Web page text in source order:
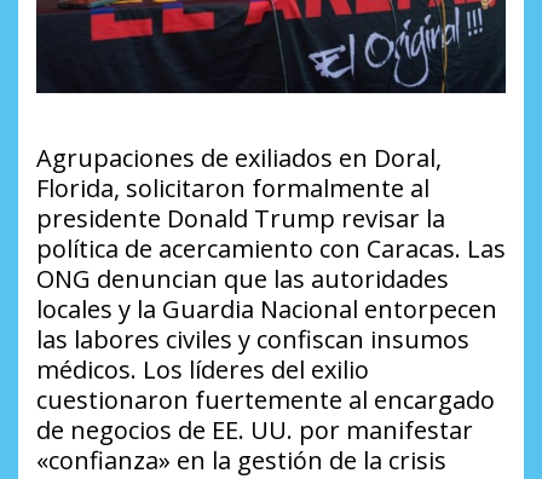
Agrupaciones de exiliados en Doral,
Florida, solicitaron formalmente al
presidente Donald Trump revisar la
política de acercamiento con Caracas. Las
ONG denuncian que las autoridades
locales y la Guardia Nacional entorpecen
las labores civiles y confiscan insumos
médicos. Los líderes del exilio
cuestionaron fuertemente al encargado
de negocios de EE. UU. por manifestar
«confianza» en la gestión de la crisis